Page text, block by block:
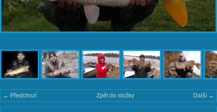
← Předchozí Další →
Zpět do složky